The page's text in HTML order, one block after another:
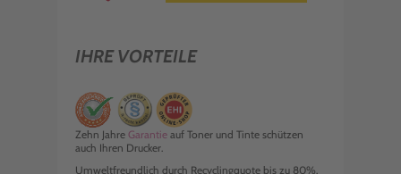
IHRE VORTEILE
Zehn Jahre Garantie auf Toner und Tinte schützen
auch Ihren Drucker.
Umweltfreundlich durch Recyclingquote bis zu 80%.